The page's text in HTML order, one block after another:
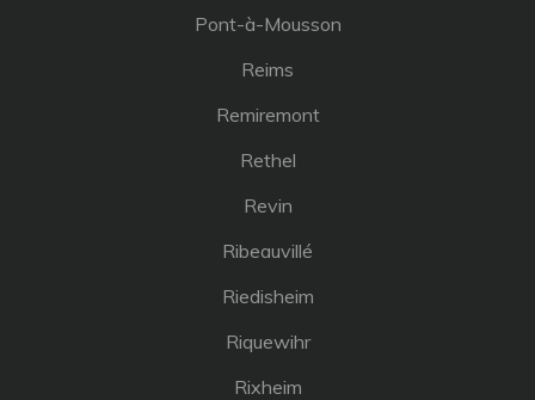
Pont-à-Mousson
Reims
Remiremont
Rethel
Revin
Ribeauvillé
Riedisheim
Riquewihr
Rixheim